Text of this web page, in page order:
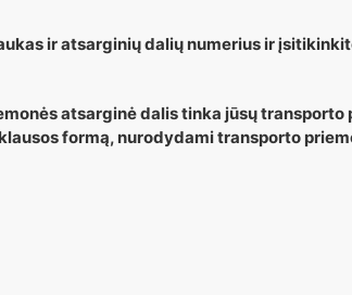
ir atsarginių dalių numerius ir
atsarginė dalis tinka jūsų transporto
formą, nurodydami transporto